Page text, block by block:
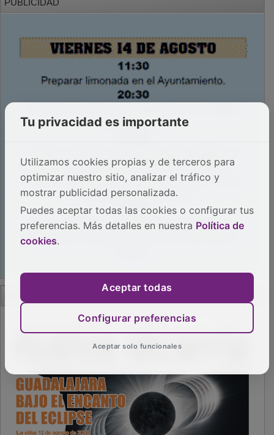
PUBLICIDAD
Tu privacidad es importante
Utilizamos cookies propias y de terceros para
optimizar nuestro sitio, analizar el tráfico y
mostrar publicidad personalizada.
Puedes aceptar todas las cookies o configurar tus
preferencias. Más detalles en nuestra Política de
cookies.
Aceptar todas
Configurar preferencias
Aceptar solo funcionales